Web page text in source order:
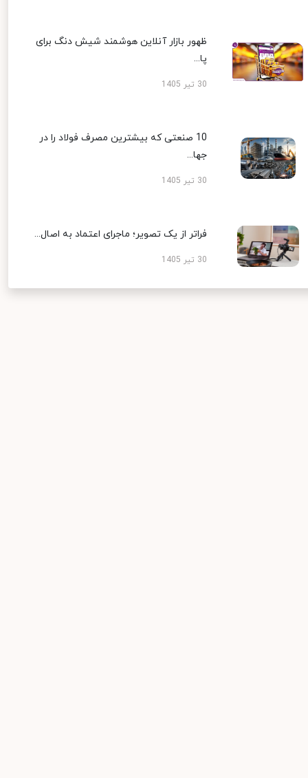
ظهور بازار آنلاین هوشمند شیش دنگ برای
پا...
30 تیر 1405
10 صنعتی که بیشترین مصرف فولاد را در
جها...
30 تیر 1405
فراتر از یک تصویر؛ ماجرای اعتماد به اصال...
30 تیر 1405